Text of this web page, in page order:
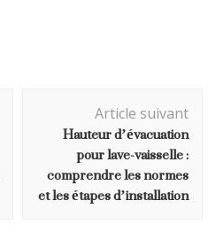
Article suivant
Hauteur d’évacuation
pour lave-vaisselle :
comprendre les normes
et les étapes d’installation